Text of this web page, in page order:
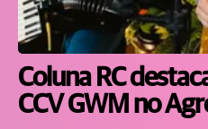
Coluna RC
CCV GWM no